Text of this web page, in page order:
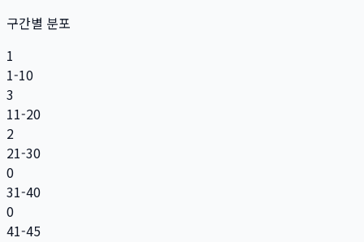
구간별 분포
1
1-10
3
11-20
2
21-30
0
31-40
0
41-45